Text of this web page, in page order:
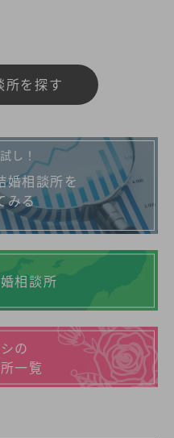
所を探す
し！
婚相談所を
みる
相談所
の
一覧